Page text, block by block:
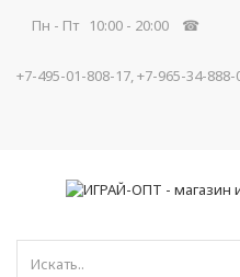
Пн - Пт 10:00 - 20:00 ☎
+7-495-01-808-17, +7-965-34-